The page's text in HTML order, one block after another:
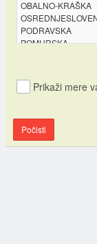
Prikaži mere
Počisti